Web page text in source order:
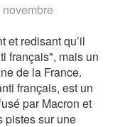
novembre
et redisant qu’il
français", mais un
de la France.
français, est un
par Macron et
pistes sur une